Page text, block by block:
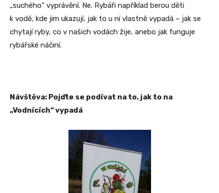
„suchého“ vyprávění. Ne. Rybáři například berou děti
k vodě, kde jim ukazují, jak to u ní vlastně vypadá – jak se
chytají ryby, co v našich vodách žije, anebo jak funguje
rybářské náčiní.
Návštěva: Pojďte se podívat na to, jak to na
„Vodnících“ vypadá